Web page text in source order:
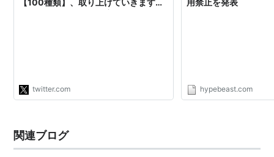
twitter.com hypebeast.com
関連ブログ